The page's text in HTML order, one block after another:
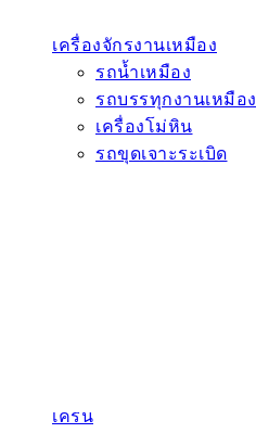
เครื่องจักรงานเหมือง
รถน้ำเหมือง
รถบรรทุกงานเหมือง
เครื่องโม่หิน
รถขุดเจาะระเบิด
เครน